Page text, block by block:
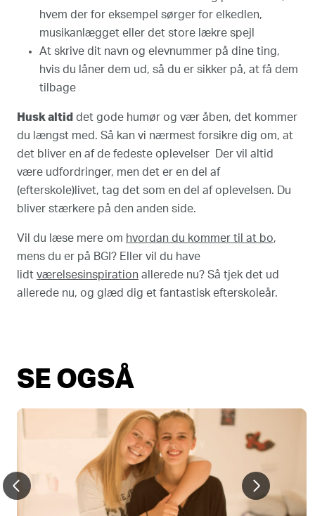
hvem der for eksempel sørger for elkedlen,
musikanlægget eller det store lækre spejl
At skrive dit navn og elevnummer på dine ting,
hvis du låner dem ud, så du er sikker på, at få dem
tilbage
Husk altid det gode humør og vær åben, det kommer
du længst med. Så kan vi nærmest forsikre dig om, at
det bliver en af de fedeste oplevelser Der vil altid
være udfordringer, men det er en del af
(efterskole)livet, tag det som en del af oplevelsen. Du
bliver stærkere på den anden side.
Vil du læse mere om hvordan du kommer til at bo,
mens du er på BGI? Eller vil du have
lidt værelsesinspiration allerede nu? Så tjek det ud
allerede nu, og glæd dig et fantastisk efterskoleår.
SE OGSÅ